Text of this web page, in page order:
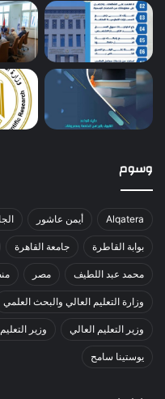
وسوم
Alqatera أيمن عاشور
بوابة القاطرة جامعة القاهرة
محمد عبد اللطيف مصر
وزارة التعليم العالي والبحث العلمي
وزير التعليم العالي وزير
يوستينا سامح